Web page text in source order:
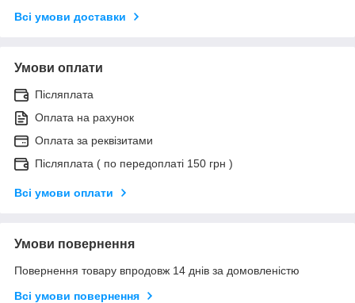
Всі умови доставки
Умови оплати
Післяплата
Оплата на рахунок
Оплата за реквізитами
Післяплата ( по передоплаті 150 грн )
Всі умови оплати
Умови повернення
Повернення товару впродовж 14 днів за домовленістю
Всі умови повернення